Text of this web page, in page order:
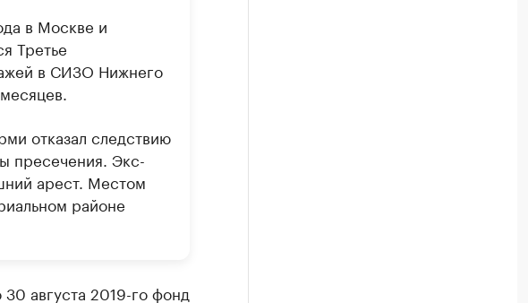
в Москве и
Третье
в СИЗО Нижнего
отказал следствию
пресечения. Экс-
арест. Местом
районе
августа 2019-го фонд